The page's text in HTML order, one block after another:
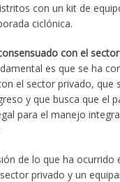
con un kit de
ciclónica.
con el
es que se ha
el sector privado, que
y que busca que el
para el manejo
de lo que ha ocurrido
privado y un